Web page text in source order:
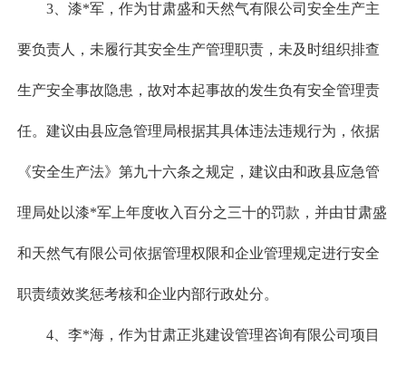
3、漆*军，作为甘肃盛和天然气有限公司安全生产主
要负责人，未履行其安全生产管理职责，未及时组织排查
生产安全事故隐患，故对本起事故的发生负有安全管理责
任。建议由县应急管理局根据其具体违法违规行为，依据
《安全生产法》第九十六条之规定，建议由和政县应急管
理局处以漆*军上年度收入百分之三十的罚款，并由甘肃盛
和天然气有限公司依据管理权限和企业管理规定进行安全
职责绩效奖惩考核和企业内部行政处分。
4、李*海，作为甘肃正兆建设管理咨询有限公司项目